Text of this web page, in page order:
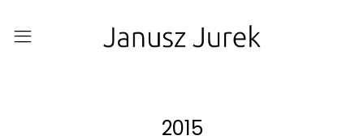
2015